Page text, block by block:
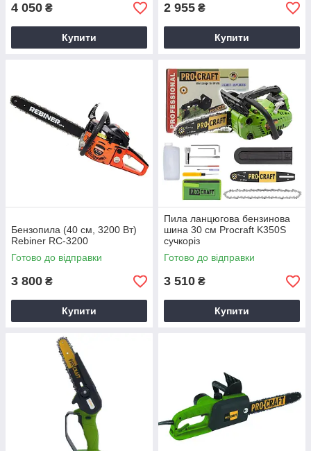
4 050 ₴
Купити
2 955 ₴
Купити
Бензопила (40 см, 3200 Вт)
Rebiner RC-3200
Готово до відправки
3 800 ₴
Купити
Пила ланцюгова бензинова
шина 30 см Procraft K350S
сучкоріз
Готово до відправки
3 510 ₴
Купити